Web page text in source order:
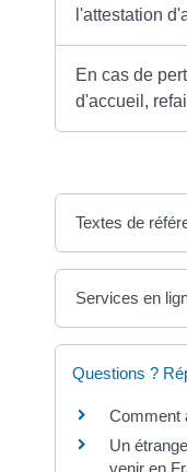
l'attestation
En cas de
d'accueil,
Textes de
Services en
Questions ?
Comment
Un